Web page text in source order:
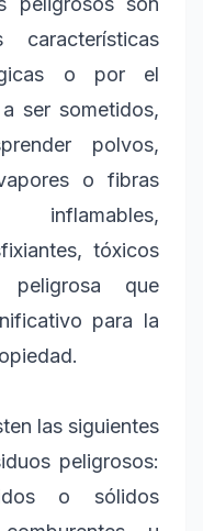
o por el
ser sometidos,
polvos,
o fibras
inflamables,
tóxicos
que
para la
las siguientes
peligrosos:
o sólidos